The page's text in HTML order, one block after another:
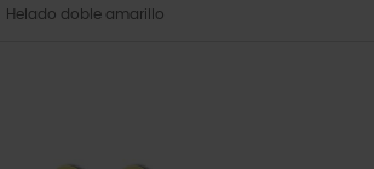
Helado doble amarillo